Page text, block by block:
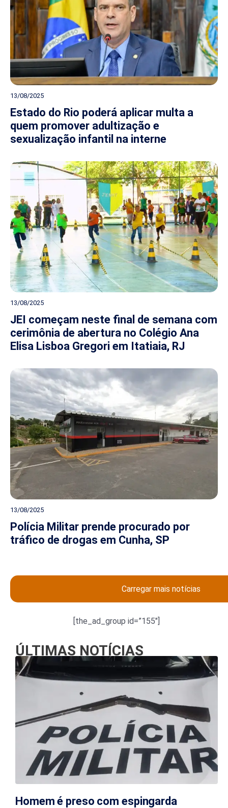
13/08/2025
Estado do Rio poderá aplicar multa a
quem promover adultização e
sexualização infantil na interne
13/08/2025
JEI começam neste final de semana com
cerimônia de abertura no Colégio Ana
Elisa Lisboa Gregori em Itatiaia, RJ
13/08/2025
Polícia Militar prende procurado por
tráfico de drogas em Cunha, SP
Carregar mais notícias
[the_ad_group id=”155″]
ÚLTIMAS NOTÍCIAS
Homem é preso com espingarda